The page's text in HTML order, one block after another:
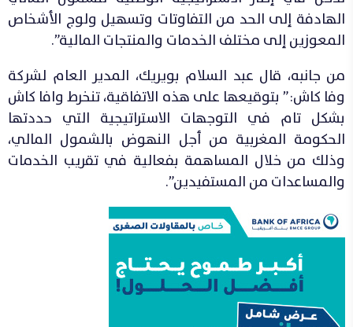
الهادفة إلى الحد من التفاوتات وتسهيل ولوج الأشخاص
المعوزين إلى مختلف الخدمات والمنتجات المالية”.
من جانبه، قال عبد السلام بويريك، المدير العام لشركة
وفا كاش:” بتوقيعها على هذه الاتفاقية، تنخرط وافا كاش
بشكل تام في التوجهات الاستراتيجية التي حددتها
الحكومة المغربية من أجل النهوض بالشمول المالي،
وذلك من خلال المساهمة بفعالية في تقريب الخدمات
والمساعدات من المستفيدين”.